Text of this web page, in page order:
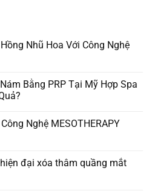
Nhũ Hoa Với Công Nghệ
Bằng PRP Tại Mỹ Hợp Spa
Nghệ MESOTHERAPY
đại xóa thâm quầng mắt